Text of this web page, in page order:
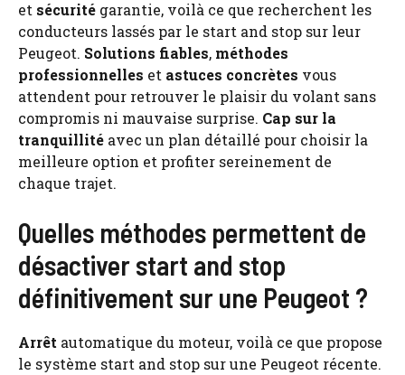
et sécurité garantie, voilà ce que recherchent les
conducteurs lassés par le start and stop sur leur
Peugeot. Solutions fiables, méthodes
professionnelles et astuces concrètes vous
attendent pour retrouver le plaisir du volant sans
compromis ni mauvaise surprise. Cap sur la
tranquillité avec un plan détaillé pour choisir la
meilleure option et profiter sereinement de
chaque trajet.
Quelles méthodes permettent de
désactiver start and stop
définitivement sur une Peugeot ?
Arrêt automatique du moteur, voilà ce que propose
le système start and stop sur une Peugeot récente.